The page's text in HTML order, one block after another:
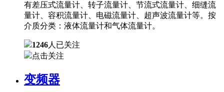
有差压式流量计、转子流量计、节流式流量计、细缝流
量计、容积流量计、电磁流量计、超声波流量计等。按
介质分类：液体流量计和气体流量计。
1246人已关注
点击关注
变频器